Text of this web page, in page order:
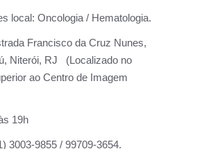
local: Oncologia / Hematologia.
Francisco da Cruz Nunes,
Niterói, RJ (Localizado no
ao Centro de Imagem
19h
3003-9855 / 99709-3654.